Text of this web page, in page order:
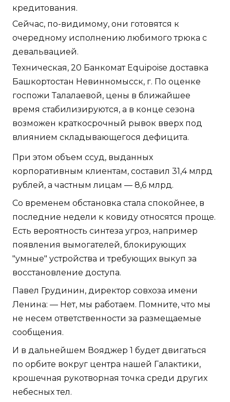
кредитования.
Сейчас, по-видимому, они готовятся к
очередному исполнению любимого трюка с
девальвацией.
Техническая, 20 Банкомат Equipoise доставка
Башкортостан Невинномысск, г. По оценке
госпожи Талалаевой, цены в ближайшее
время стабилизируются, а в конце сезона
возможен краткосрочный рывок вверх под
влиянием складывающегося дефицита.
При этом объем ссуд, выданных
корпоративным клиентам, составил 31,4 млрд
рублей, а частным лицам — 8,6 млрд.
Со временем обстановка стала спокойнее, в
последние недели к ковиду относятся проще.
Есть вероятность синтеза угроз, например
появления вымогателей, блокирующих
"умные" устройства и требующих выкуп за
восстановление доступа.
Павел Грудинин, директор совхоза имени
Ленина: — Нет, мы работаем. Помните, что мы
не несем ответственности за размещаемые
сообщения.
И в дальнейшем Вояджер 1 будет двигаться
по орбите вокруг центра нашей Галактики,
крошечная рукотворная точка среди других
небесных тел.